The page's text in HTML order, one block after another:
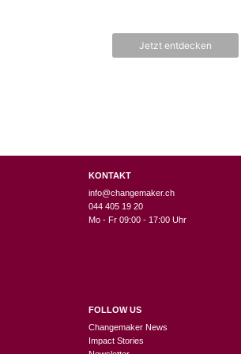
Jetzt entdecken
KONTAKT
info@changemaker.ch
044 405 19 20
Mo - Fr 09:00 - 17:00 Uhr
FOLLOW US
Changemaker News
Impact Stories